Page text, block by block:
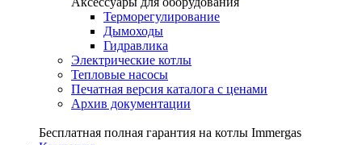
Терморегулирование
Дымоходы
Гидравлика
Электрические котлы
Тепловые насосы
Печатная версия каталога с ценами
Архив документации
Бесплатная полная гарантия на котлы Immergas